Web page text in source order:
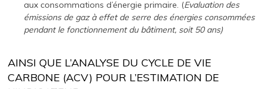
aux consommations d’énergie primaire. (Evaluation des
émissions de gaz à effet de serre des énergies consommées
pendant le fonctionnement du bâtiment, soit 50 ans)
AINSI QUE L’ANALYSE DU CYCLE DE VIE
CARBONE (ACV) POUR L’ESTIMATION DE